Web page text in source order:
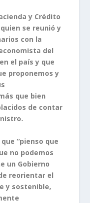
y Crédito
se reunió y
con la
del
el país y que
proponemos y
que bien
de contar
“pienso que
no podemos
un Gobierno
reorientar el
y sostenible,